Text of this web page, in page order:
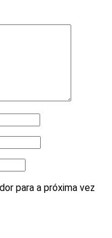
para a próxima vez